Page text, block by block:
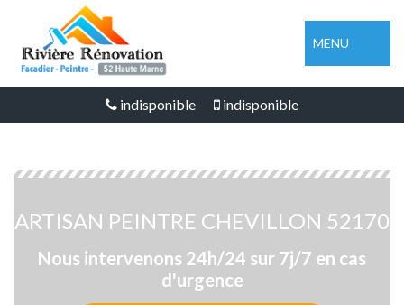
MENU
indisponible indisponible
ARTISAN PEINTRE CHEVILLON 52170
Nous intervenons 24h/24 sur 7j/7 en cas
d'urgence